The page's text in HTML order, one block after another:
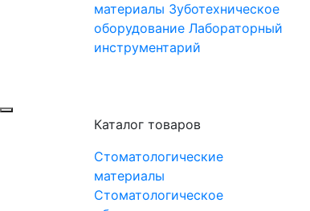
материалы Зуботехническое
оборудование Лабораторный
инструментарий
Каталог товаров
Стоматологические
материалы
Стоматологическое